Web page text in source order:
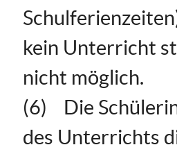
kein Unterricht
nicht möglich.
(6) Die
des Unterrichts